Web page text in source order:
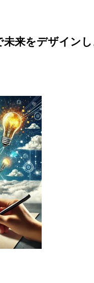
デザインし